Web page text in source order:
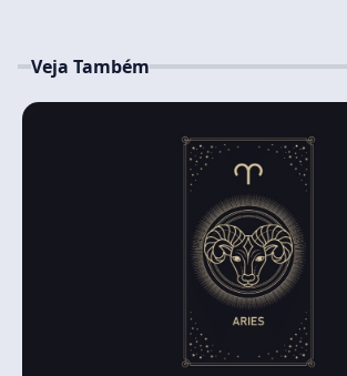
Veja Também